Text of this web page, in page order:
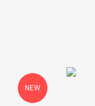
NEW